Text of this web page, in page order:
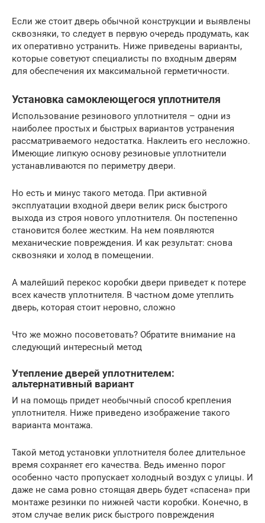
Если же стоит дверь обычной конструкции и выявлены
сквозняки, то следует в первую очередь продумать, как
их оперативно устранить. Ниже приведены варианты,
которые советуют специалисты по входным дверям
для обеспечения их максимальной герметичности.
Установка самоклеющегося уплотнителя
Использование резинового уплотнителя – одни из
наиболее простых и быстрых вариантов устранения
рассматриваемого недостатка. Наклеить его несложно.
Имеющие липкую основу резиновые уплотнители
устанавливаются по периметру двери.
Но есть и минус такого метода. При активной
эксплуатации входной двери велик риск быстрого
выхода из строя нового уплотнителя. Он постепенно
становится более жестким. На нем появляются
механические повреждения. И как результат: снова
сквозняки и холод в помещении.
А малейший перекос коробки двери приведет к потере
всех качеств уплотнителя. В частном доме утеплить
дверь, которая стоит неровно, сложно
Что же можно посоветовать? Обратите внимание на
следующий интересный метод
Утепление дверей уплотнителем:
альтернативный вариант
И на помощь придет необычный способ крепления
уплотнителя. Ниже приведено изображение такого
варианта монтажа.
Такой метод установки уплотнителя более длительное
время сохраняет его качества. Ведь именно порог
особенно часто пропускает холодный воздух с улицы. И
даже не сама ровно стоящая дверь будет «спасена» при
монтаже резинки по нижней части коробки. Конечно, в
этом случае велик риск быстрого повреждения